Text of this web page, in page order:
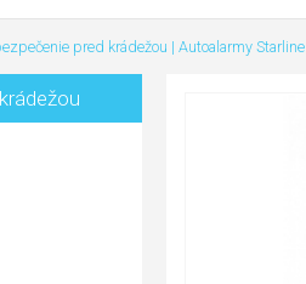
pred krádežou | Autoalarmy Starline